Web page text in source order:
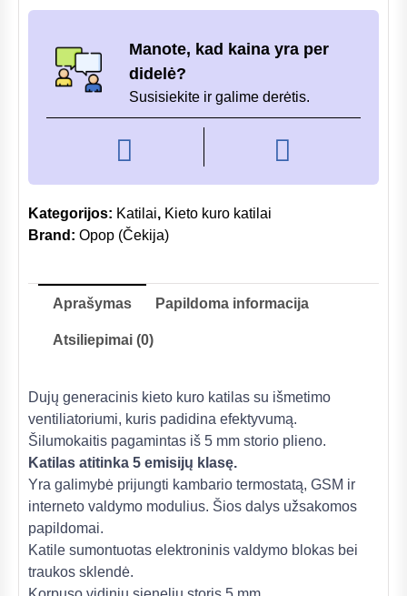
Manote, kad kaina yra per
didelė?
Susisiekite ir galime derėtis.
Kategorijos: Katilai, Kieto kuro katilai
Brand: Opop (Čekija)
Aprašymas Papildoma informacija
Atsiliepimai (0)
Dujų generacinis kieto kuro katilas su išmetimo
ventiliatoriumi, kuris padidina efektyvumą.
Šilumokaitis pagamintas iš 5 mm storio plieno.
Katilas atitinka 5 emisijų klasę.
Yra galimybė prijungti kambario termostatą, GSM ir
interneto valdymo modulius. Šios dalys užsakomos
papildomai.
Katile sumontuotas elektroninis valdymo blokas bei
traukos sklendė.